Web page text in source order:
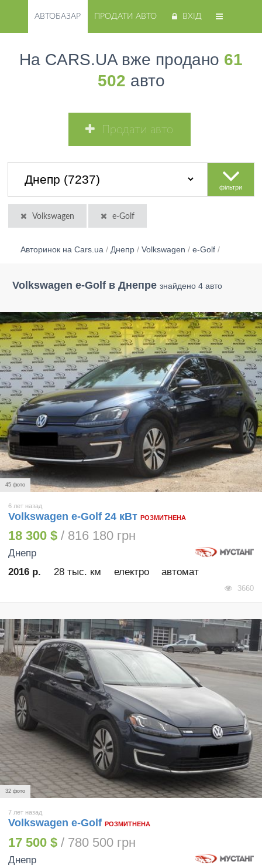
АВТОБАЗАР ПРОДАТИ АВТО ВХІД
На CARS.UA вже продано 61
502 авто
Продати авто
фільтри
Volkswagen e-Golf
Авторинок на Cars.ua / Днепр / Volkswagen / e-Golf /
Volkswagen e-Golf в Днепре знайдено 4 авто
45 фото
6 лет назад
Volkswagen e-Golf 24 кВт РОЗМИТНЕНА
18 300 $ / 816 180 грн
Днепр
2016 р.
28 тыс. км електро автомат
3660
32 фото
7 лет назад
Volkswagen e-Golf РОЗМИТНЕНА
17 500 $ / 780 500 грн
Днепр